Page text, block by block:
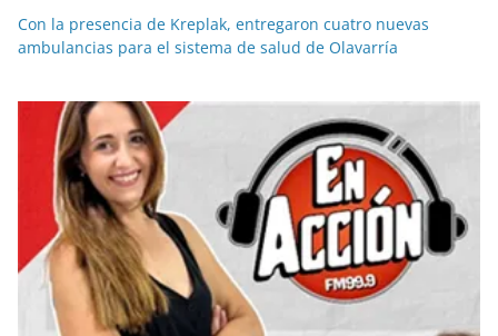
Con la presencia de Kreplak, entregaron cuatro nuevas
ambulancias para el sistema de salud de Olavarría